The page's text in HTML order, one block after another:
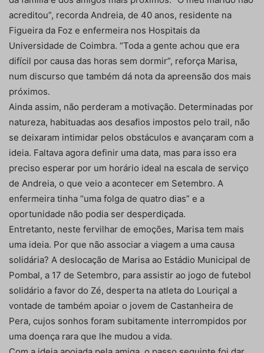
acreditou”, recorda Andreia, de 40 anos, residente na
Figueira da Foz e enfermeira nos Hospitais da
Universidade de Coimbra. “Toda a gente achou que era
difícil por causa das horas sem dormir”, reforça Marisa,
num discurso que também dá nota da apreensão dos mais
próximos.
Ainda assim, não perderam a motivação. Determinadas por
natureza, habituadas aos desafios impostos pelo trail, não
se deixaram intimidar pelos obstáculos e avançaram com a
ideia. Faltava agora definir uma data, mas para isso era
preciso esperar por um horário ideal na escala de serviço
de Andreia, o que veio a acontecer em Setembro. A
enfermeira tinha “uma folga de quatro dias” e a
oportunidade não podia ser desperdiçada.
Entretanto, neste fervilhar de emoções, Marisa tem mais
uma ideia. Por que não associar a viagem a uma causa
solidária? A deslocação de Marisa ao Estádio Municipal de
Pombal, a 17 de Setembro, para assistir ao jogo de futebol
solidário a favor do Zé, desperta na atleta do Louriçal a
vontade de também apoiar o jovem de Castanheira de
Pera, cujos sonhos foram subitamente interrompidos por
uma doença rara que lhe mudou a vida.